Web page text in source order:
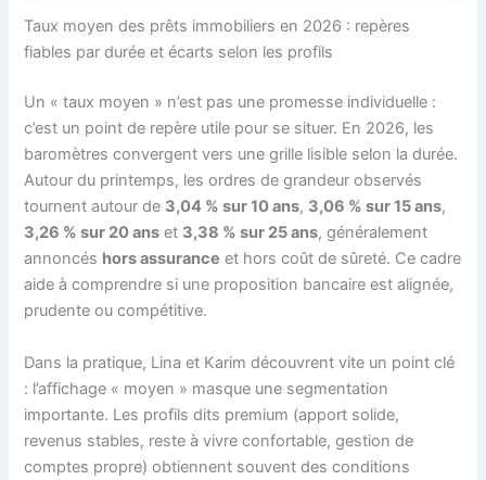
Taux moyen des prêts immobiliers en 2026 : repères
fiables par durée et écarts selon les profils
Un « taux moyen » n’est pas une promesse individuelle :
c’est un point de repère utile pour se situer. En 2026, les
baromètres convergent vers une grille lisible selon la durée.
Autour du printemps, les ordres de grandeur observés
tournent autour de 3,04 % sur 10 ans, 3,06 % sur 15 ans,
3,26 % sur 20 ans et 3,38 % sur 25 ans, généralement
annoncés hors assurance et hors coût de sûreté. Ce cadre
aide à comprendre si une proposition bancaire est alignée,
prudente ou compétitive.
Dans la pratique, Lina et Karim découvrent vite un point clé
: l’affichage « moyen » masque une segmentation
importante. Les profils dits premium (apport solide,
revenus stables, reste à vivre confortable, gestion de
comptes propre) obtiennent souvent des conditions